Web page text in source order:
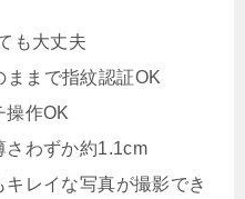
も大丈夫
ままで指紋認証OK
操作OK
さわずか約1.1cm
キレイな写真が撮影でき